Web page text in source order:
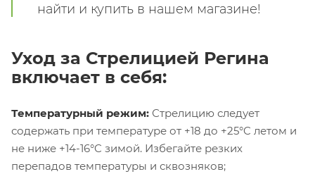
найти и купить в нашем магазине!
Уход за Стрелицией Регина
включает в себя:
Температурный режим: Стрелицию следует
содержать при температуре от +18 до +25°C летом и
не ниже +14-16°C зимой. Избегайте резких
перепадов температуры и сквозняков;